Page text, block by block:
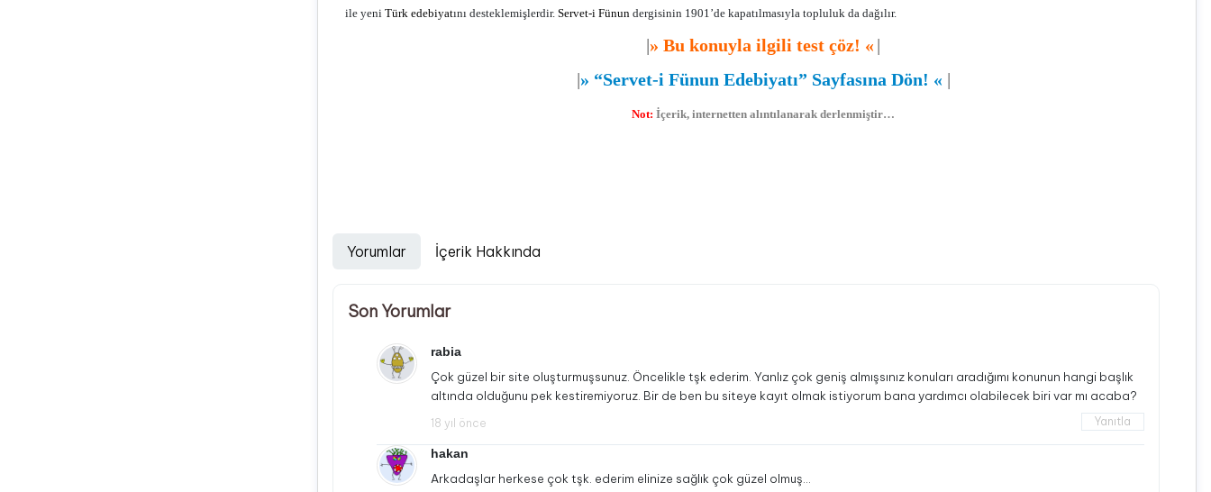
ile yeni Türk edebiyatını desteklemişlerdir. Servet-i Fünun dergisinin 1901’de kapatılmasıyla topluluk da dağılır.
|» Bu konuyla ilgili test çöz! « |
|» “Servet-i Fünun Edebiyatı” Sayfasına Dön! « |
Not: İçerik, internetten alıntılanarak derlenmiştir…
Yorumlar İçerik Hakkında
Son Yorumlar
rabia
Çok güzel bir site oluşturmuşsunuz. Öncelikle tşk ederim. Yanlız çok geniş almışsınız konuları aradığımı konunun hangi başlık
altında olduğunu pek kestiremiyoruz. Bir de ben bu siteye kayıt olmak istiyorum bana yardımcı olabilecek biri var mı acaba?
18 yıl önce Yanıtla
hakan
Arkadaşlar herkese çok tşk. ederim elinize sağlık çok güzel olmuş…